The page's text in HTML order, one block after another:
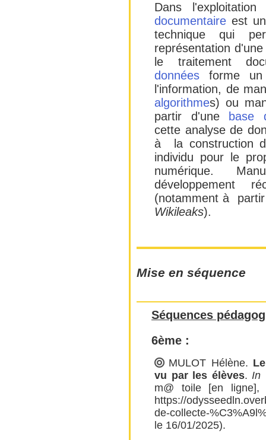
Dans
documentaire est
technique qui
représentation
le traitement
données forme un
l'information, de
algorithmes) ou
partir d'une
base
cette analyse de
à la construction
individu pour le
numérique.
développement
(notamment à
Wikileaks).
Mise en séquence
Séquences
6ème :
MULOT Hélène.
vu par les élèves. In
m@ toile [en ligne],
https://
de-collecte-
le 16/01/2025).